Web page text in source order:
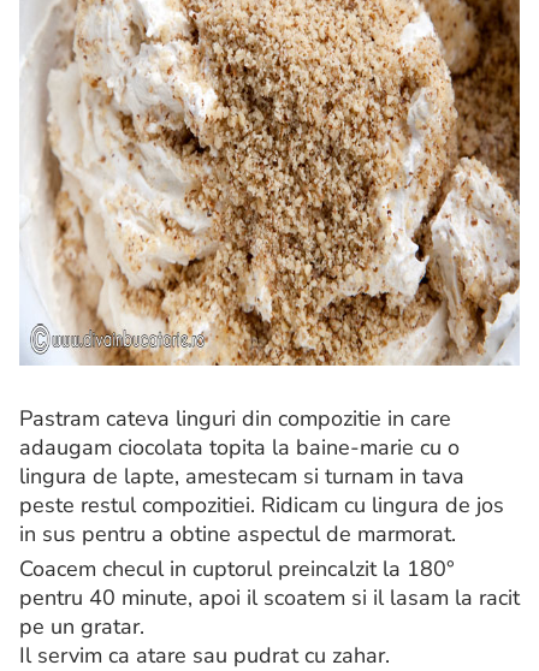
Pastram cateva linguri din compozitie in care
adaugam ciocolata topita la baine-marie cu o
lingura de lapte, amestecam si turnam in tava
peste restul compozitiei. Ridicam cu lingura de jos
in sus pentru a obtine aspectul de marmorat.
Coacem checul in cuptorul preincalzit la 180°
pentru 40 minute, apoi il scoatem si il lasam la racit
pe un gratar.
Il servim ca atare sau pudrat cu zahar.